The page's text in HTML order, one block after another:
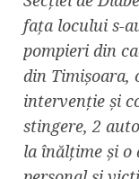
fața locului s-
pompieri din
din Timișoara,
intervenție și
stingere, 2
la înălțime și o